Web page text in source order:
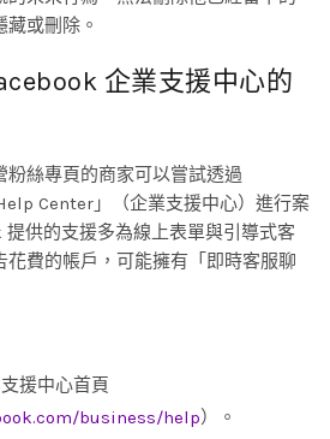
或刪除。
企業支援中心的
絲專頁的商家可以嘗試透過
Center」（企業支援中心）進行案
供的支援多為線上表單與引導式客
花費的帳戶，可能擁有「即時客服聊
援中心首頁
business/help）。